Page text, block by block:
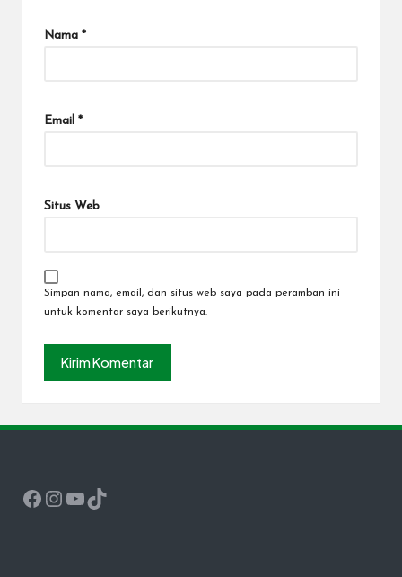
Nama *
Email *
Situs Web
Simpan nama, email, dan situs web saya pada peramban ini
untuk komentar saya berikutnya.
Facebook
Instagram
YouTube
TikTok